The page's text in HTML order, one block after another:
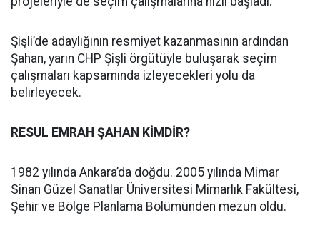
Şişli’de adaylığının resmiyet kazanmasının ardından
Şahan, yarın CHP Şişli örgütüyle buluşarak seçim
çalışmaları kapsamında izleyecekleri yolu da
belirleyecek.
RESUL EMRAH ŞAHAN KİMDİR?
1982 yılında Ankara’da doğdu. 2005 yılında Mimar
Sinan Güzel Sanatlar Üniversitesi Mimarlık Fakültesi,
Şehir ve Bölge Planlama Bölümünden mezun oldu.